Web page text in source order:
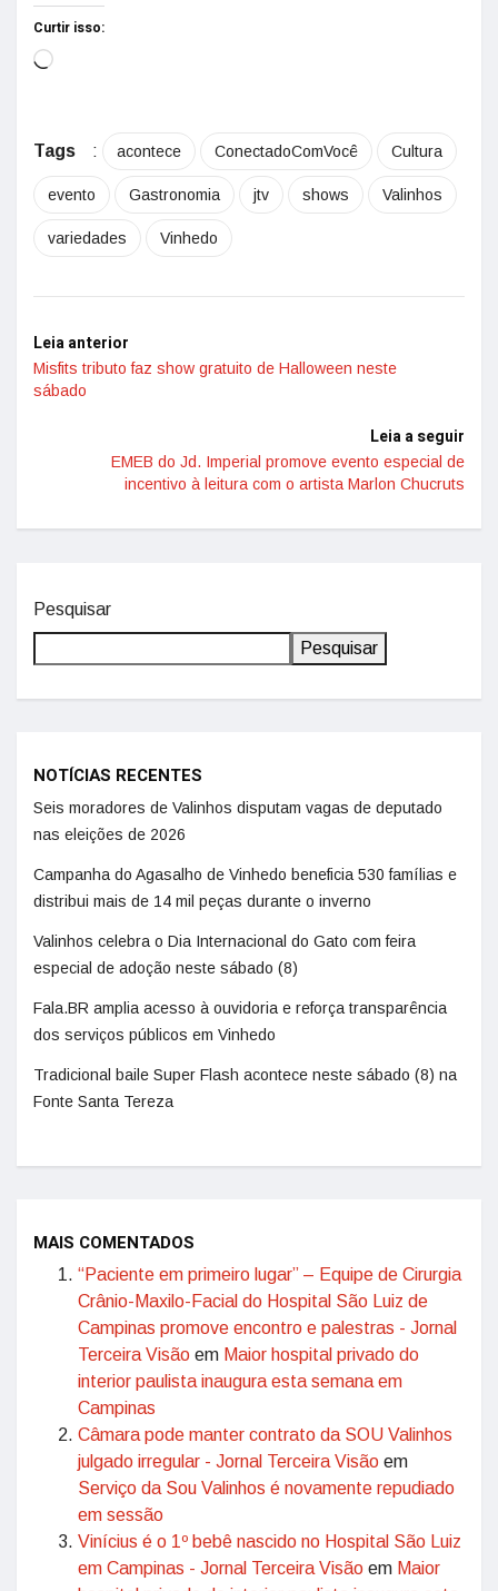
Curtir isso:
Tags : acontece ConectadoComVocê Cultura
evento Gastronomia jtv shows Valinhos
variedades Vinhedo
Leia anterior
Misfits tributo faz show gratuito de Halloween neste
sábado
Leia a seguir
EMEB do Jd. Imperial promove evento especial de
incentivo à leitura com o artista Marlon Chucruts
Pesquisar
Pesquisar
NOTÍCIAS RECENTES
Seis moradores de Valinhos disputam vagas de deputado
nas eleições de 2026
Campanha do Agasalho de Vinhedo beneficia 530 famílias e
distribui mais de 14 mil peças durante o inverno
Valinhos celebra o Dia Internacional do Gato com feira
especial de adoção neste sábado (8)
Fala.BR amplia acesso à ouvidoria e reforça transparência
dos serviços públicos em Vinhedo
Tradicional baile Super Flash acontece neste sábado (8) na
Fonte Santa Tereza
MAIS COMENTADOS
“Paciente em primeiro lugar” – Equipe de Cirurgia
Crânio-Maxilo-Facial do Hospital São Luiz de
Campinas promove encontro e palestras - Jornal
Terceira Visão em Maior hospital privado do
interior paulista inaugura esta semana em
Campinas
Câmara pode manter contrato da SOU Valinhos
julgado irregular - Jornal Terceira Visão em
Serviço da Sou Valinhos é novamente repudiado
em sessão
Vinícius é o 1º bebê nascido no Hospital São Luiz
em Campinas - Jornal Terceira Visão em Maior